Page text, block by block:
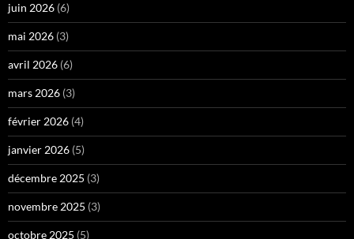
juin 2026 (6)
mai 2026 (3)
avril 2026 (6)
mars 2026 (3)
février 2026 (4)
janvier 2026 (5)
décembre 2025 (3)
novembre 2025 (3)
octobre 2025 (5)